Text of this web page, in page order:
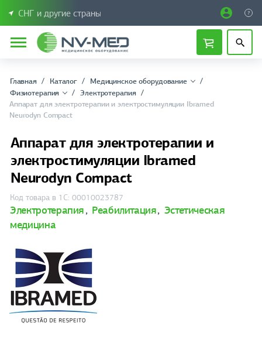
СНГ и другие страны
Главная Каталог
Медицинское оборудование
Физиотерапия
Электротерапия
Аппарат для электротерапии и электростимуляции Ibramed
Neurodyn Compact
Аппарат для электротерапии и
электростимуляции Ibramed
Neurodyn Compact
Код товара в 1С: 00010023787
Электротерапия, Реабилитация, Эстетическая
медицина